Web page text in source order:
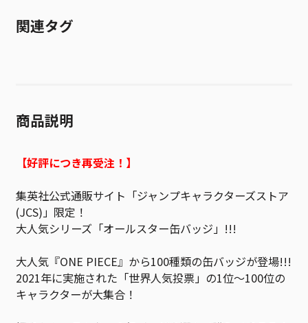
関連タグ
商品説明
【好評につき再受注！】
集英社公式通販サイト「ジャンプキャラクターズストア
(JCS)」限定！
大人気シリーズ「オールスター缶バッジ」!!!
大人気『ONE PIECE』から100種類の缶バッジが登場!!!
2021年に実施された「世界人気投票」の1位～100位の
キャラクターが大集合！